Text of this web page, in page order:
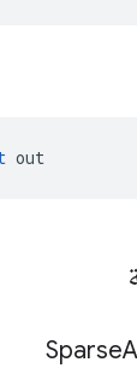
out
Sparse